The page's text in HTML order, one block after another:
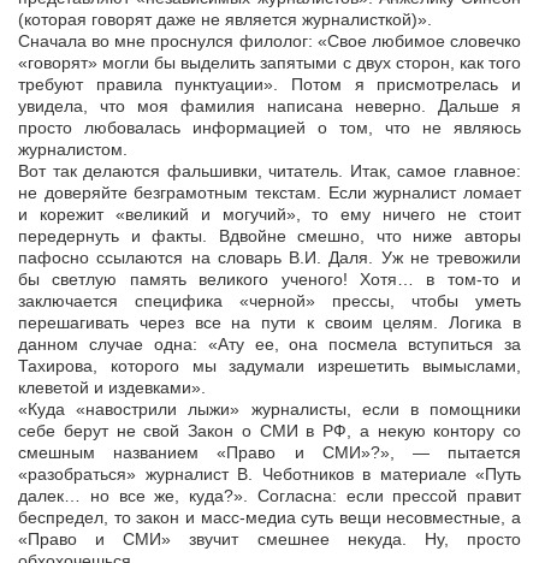
(которая говорят даже не является журналисткой)».
Сначала во мне проснулся филолог: «Свое любимое словечко
«говорят» могли бы выделить запятыми с двух сторон, как того
требуют правила пунктуации». Потом я присмотрелась и
увидела, что моя фамилия написана неверно. Дальше я
просто любовалась информацией о том, что не являюсь
журналистом.
Вот так делаются фальшивки, читатель. Итак, самое главное:
не доверяйте безграмотным текстам. Если журналист ломает
и корежит «великий и могучий», то ему ничего не стоит
передернуть и факты. Вдвойне смешно, что ниже авторы
пафосно ссылаются на словарь В.И. Даля. Уж не тревожили
бы светлую память великого ученого! Хотя… в том-то и
заключается специфика «черной» прессы, чтобы уметь
перешагивать через все на пути к своим целям. Логика в
данном случае одна: «Ату ее, она посмела вступиться за
Тахирова, которого мы задумали изрешетить вымыслами,
клеветой и издевками».
«Куда «навострили лыжи» журналисты, если в помощники
себе берут не свой Закон о СМИ в РФ, а некую контору со
смешным названием «Право и СМИ»?», — пытается
«разобраться» журналист В. Чеботников в материале «Путь
далек… но все же, куда?». Согласна: если прессой правит
беспредел, то закон и масс-медиа суть вещи несовместные, а
«Право и СМИ» звучит смешнее некуда. Ну, просто